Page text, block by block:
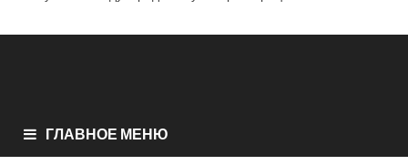
ГЛАВНОЕ МЕНЮ